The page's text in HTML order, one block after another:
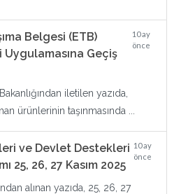
Belgesi (ETB)
Uygulamasına Geçiş
10 ay
önce
iletilen yazıda,
ürünlerinin taşınmasında ...
ve Devlet Destekleri
25, 26, 27 Kasım 2025
10 ay
önce
alınan yazıda, 25, 26, 27